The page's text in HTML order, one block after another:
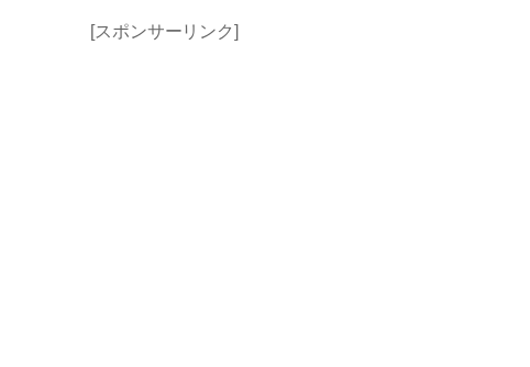
[スポンサーリンク]